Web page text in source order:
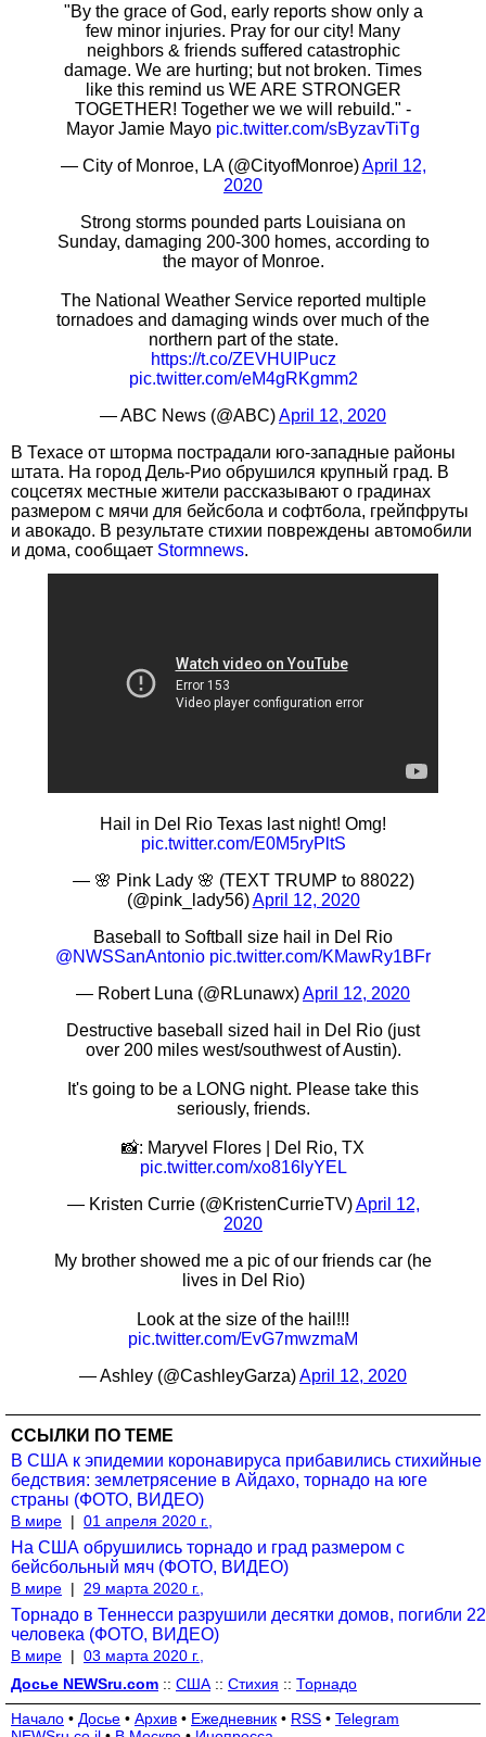
"By the grace of God, early reports show only a
few minor injuries. Pray for our city! Many
neighbors & friends suffered catastrophic
damage. We are hurting; but not broken. Times
like this remind us WE ARE STRONGER
TOGETHER! Together we we will rebuild." -
Mayor Jamie Mayo pic.twitter.com/sByzavTiTg
— City of Monroe, LA (@CityofMonroe)April 12,
2020
Strong storms pounded parts Louisiana on
Sunday, damaging 200-300 homes, according to
the mayor of Monroe.
The National Weather Service reported multiple
tornadoes and damaging winds over much of the
northern part of the state.
https://t.co/ZEVHUIPucz
pic.twitter.com/eM4gRKgmm2
— ABC News (@ABC)April 12, 2020
В Техасе от шторма пострадали юго-западные районы
штата. На город Дель-Рио обрушился крупный град. В
соцсетях местные жители рассказывают о градинах
размером с мячи для бейсбола и софтбола, грейпфруты
и авокадо. В результате стихии повреждены автомобили
и дома, сообщает Stormnews.
Hail in Del Rio Texas last night! Omg!
pic.twitter.com/E0M5ryPltS
— 🌸 Pink Lady 🌸 (TEXT TRUMP to 88022)
(@pink_lady56)April 12, 2020
Baseball to Softball size hail in Del Rio
@NWSSanAntonio pic.twitter.com/KMawRy1BFr
— Robert Luna (@RLunawx)April 12, 2020
Destructive baseball sized hail in Del Rio (just
over 200 miles west/southwest of Austin).
It's going to be a LONG night. Please take this
seriously, friends.
📸: Maryvel Flores | Del Rio, TX
pic.twitter.com/xo816lyYEL
— Kristen Currie (@KristenCurrieTV)April 12,
2020
My brother showed me a pic of our friends car (he
lives in Del Rio)
Look at the size of the hail!!!
pic.twitter.com/EvG7mwzmaM
— Ashley (@CashleyGarza)April 12, 2020
ССЫЛКИ ПО ТЕМЕ
В США к эпидемии коронавируса прибавились стихийные
бедствия: землетрясение в Айдахо, торнадо на юге
страны (ФОТО, ВИДЕО)
В мире | 01 апреля 2020 г.,
На США обрушились торнадо и град размером с
бейсбольный мяч (ФОТО, ВИДЕО)
В мире | 29 марта 2020 г.,
Торнадо в Теннесси разрушили десятки домов, погибли 22
человека (ФОТО, ВИДЕО)
В мире | 03 марта 2020 г.,
Досье NEWSru.com :: США :: Стихия :: Торнадо
Начало • Досье • Архив • Ежедневник • RSS • Telegram